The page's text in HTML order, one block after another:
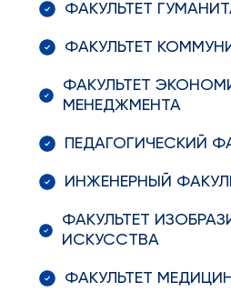
ФАКУЛЬТЕТ
ФАКУЛЬТЕТ
ФАКУЛЬТЕТ
МЕНЕДЖМЕНТА
ПЕДАГОГИЧЕСКИЙ
ИНЖЕНЕРНЫЙ
ФАКУЛЬТЕТ
ИСКУССТВА
ФАКУЛЬТЕТ